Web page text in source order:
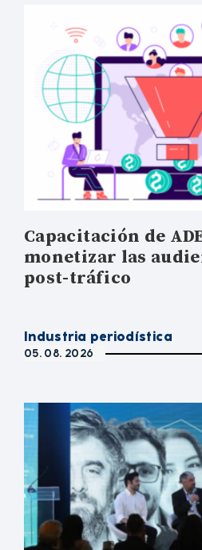
Capacitación de
monetizar las
post-tráfico
Industria periodística
05. 08. 2026